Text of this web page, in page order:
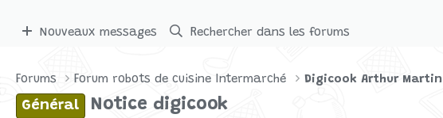
Nouveaux messages Rechercher dans les forums
Forums Forum robots de cuisine Intermarché Digicook Arthur Martin
Général Notice digicook